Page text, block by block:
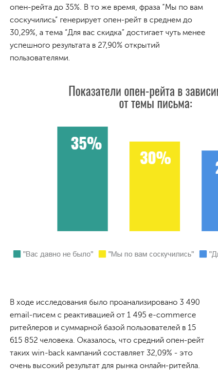
опен-рейта до 35%. В то же время, фраза “Мы по вам
соскучились” генерирует опен-рейт в среднем до
30,29%, а тема “Для вас скидка” достигает чуть менее
успешного результата в 27,90% открытий
пользователями.
В ходе исследования было проанализировано 3 490
email-писем с реактивацией от 1 495 e-commerce
ритейлеров и суммарной базой пользователей в 15
615 852 человека. Оказалось, что средний опен-рейт
таких win-back кампаний составляет 32,09% - это
очень высокий результат для рынка онлайн-ритейла.